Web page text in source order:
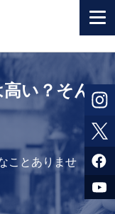
い？そん
ことありませ